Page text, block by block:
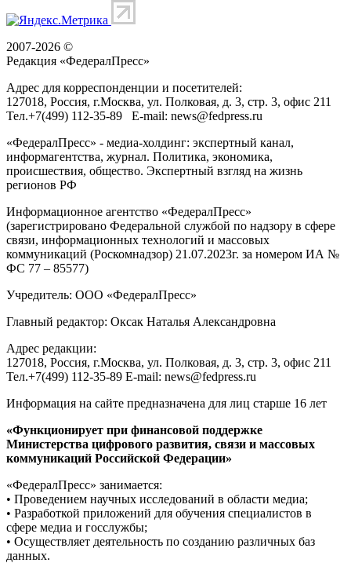
2007-2026 ©
Редакция «ФедералПресс»
Адрес для корреспонденции и посетителей:
127018, Россия, г.Москва, ул. Полковая, д. 3, стр. 3, офис 211
Тел.+7(499) 112-35-89 E-mail: news@fedpress.ru
«ФедералПресс» - медиа-холдинг: экспертный канал,
информагентства, журнал. Политика, экономика,
происшествия, общество. Экспертный взгляд на жизнь
регионов РФ
Информационное агентство «ФедералПресс»
(зарегистрировано Федеральной службой по надзору в сфере
связи, информационных технологий и массовых
коммуникаций (Роскомнадзор) 21.07.2023г. за номером ИА №
ФС 77 – 85577)
Учредитель: ООО «ФедералПресс»
Главный редактор: Оксак Наталья Александровна
Адрес редакции:
127018, Россия, г.Москва, ул. Полковая, д. 3, стр. 3, офис 211
Тел.+7(499) 112-35-89 E-mail: news@fedpress.ru
Информация на сайте предназначена для лиц старше 16 лет
«Функционирует при финансовой поддержке
Министерства цифрового развития, связи и массовых
коммуникаций Российской Федерации»
«ФедералПресс» занимается:
• Проведением научных исследований в области медиа;
• Разработкой приложений для обучения специалистов в
сфере медиа и госслужбы;
• Осуществляет деятельность по созданию различных баз
данных.